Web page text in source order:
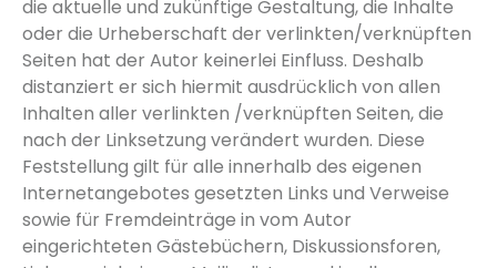
die aktuelle und zukünftige Gestaltung, die Inhalte
oder die Urheberschaft der verlinkten/verknüpften
Seiten hat der Autor keinerlei Einfluss. Deshalb
distanziert er sich hiermit ausdrücklich von allen
Inhalten aller verlinkten /verknüpften Seiten, die
nach der Linksetzung verändert wurden. Diese
Feststellung gilt für alle innerhalb des eigenen
Internetangebotes gesetzten Links und Verweise
sowie für Fremdeinträge in vom Autor
eingerichteten Gästebüchern, Diskussionsforen,